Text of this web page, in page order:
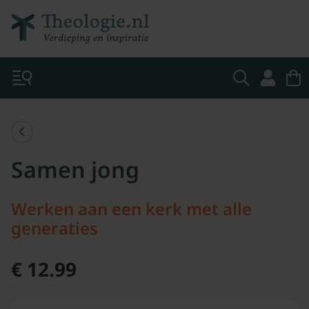
Samen jong
Werken aan een kerk met alle
generaties
€ 12.99